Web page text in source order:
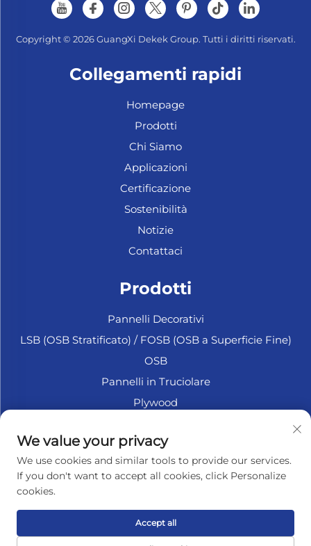
Copyright © 2026 GuangXi Dekek Group. Tutti i diritti riservati.
Collegamenti rapidi
Homepage
Prodotti
Chi Siamo
Applicazioni
Certificazione
Sostenibilità
Notizie
Contattaci
Prodotti
Pannelli Decorativi
LSB (OSB Stratificato) / FOSB (OSB a Superficie Fine)
OSB
Pannelli in Truciolare
Plywood
Fiberboard
Accessori
Informativa sulla privacy
We value your privacy
We use cookies and similar tools to provide our services.
If you don't want to accept all cookies, click Personalize
cookies.
Accept all